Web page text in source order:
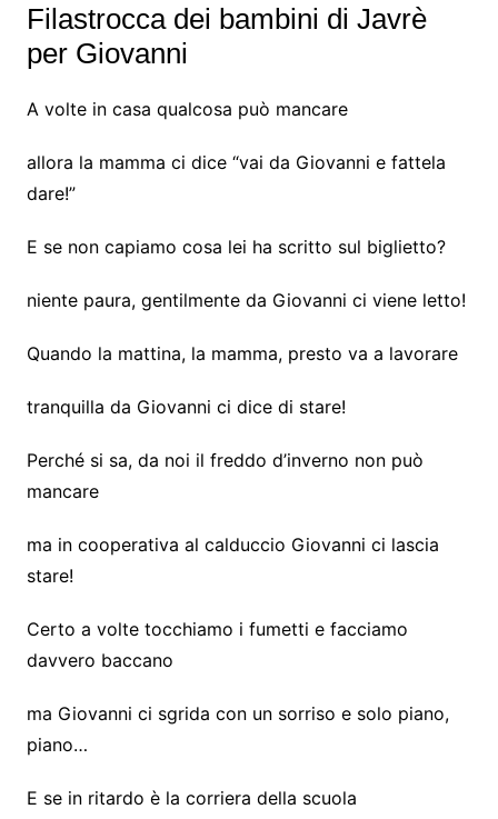
Filastrocca dei bambini di Javrè
per Giovanni
A volte in casa qualcosa può mancare
allora la mamma ci dice “vai da Giovanni e fattela
dare!”
E se non capiamo cosa lei ha scritto sul biglietto?
niente paura, gentilmente da Giovanni ci viene letto!
Quando la mattina, la mamma, presto va a lavorare
tranquilla da Giovanni ci dice di stare!
Perché si sa, da noi il freddo d’inverno non può
mancare
ma in cooperativa al calduccio Giovanni ci lascia
stare!
Certo a volte tocchiamo i fumetti e facciamo
davvero baccano
ma Giovanni ci sgrida con un sorriso e solo piano,
piano…
E se in ritardo è la corriera della scuola